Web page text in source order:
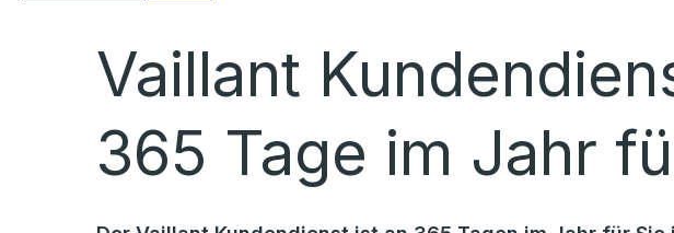
Vaillant
365 Tage im Jahr